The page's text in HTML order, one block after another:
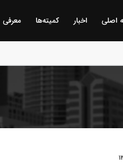
اصلی اخبار كمیته‌ها معرفی
باشگاههای خوزستان/ اهواز :